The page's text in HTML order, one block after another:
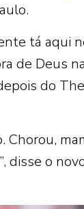
tá aqui
de Deus
do The
Chorou,
disse o